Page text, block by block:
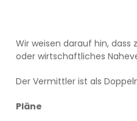
Wir weisen darauf hin,
oder wirtschaftliches
Der Vermittler ist als
Pläne